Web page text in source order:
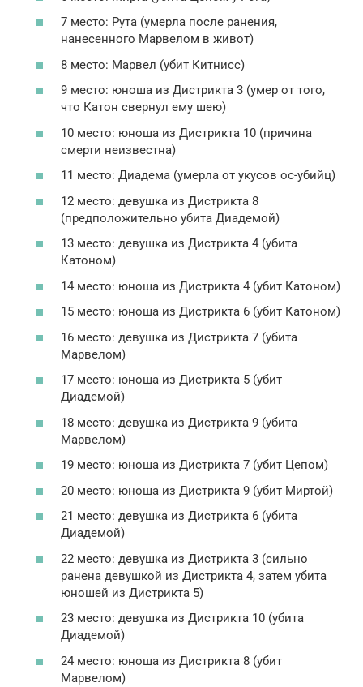
7 место: Рута (умерла после ранения,
нанесенного Марвелом в живот)
8 место: Марвел (убит Китнисс)
9 место: юноша из Дистрикта 3 (умер от того,
что Катон свернул ему шею)
10 место: юноша из Дистрикта 10 (причина
смерти неизвестна)
11 место: Диадема (умерла от укусов ос-убийц)
12 место: девушка из Дистрикта 8
(предположительно убита Диадемой)
13 место: девушка из Дистрикта 4 (убита
Катоном)
14 место: юноша из Дистрикта 4 (убит Катоном)
15 место: юноша из Дистрикта 6 (убит Катоном)
16 место: девушка из Дистрикта 7 (убита
Марвелом)
17 место: юноша из Дистрикта 5 (убит
Диадемой)
18 место: девушка из Дистрикта 9 (убита
Марвелом)
19 место: юноша из Дистрикта 7 (убит Цепом)
20 место: юноша из Дистрикта 9 (убит Миртой)
21 место: девушка из Дистрикта 6 (убита
Диадемой)
22 место: девушка из Дистрикта 3 (сильно
ранена девушкой из Дистрикта 4, затем убита
юношей из Дистрикта 5)
23 место: девушка из Дистрикта 10 (убита
Диадемой)
24 место: юноша из Дистрикта 8 (убит
Марвелом)